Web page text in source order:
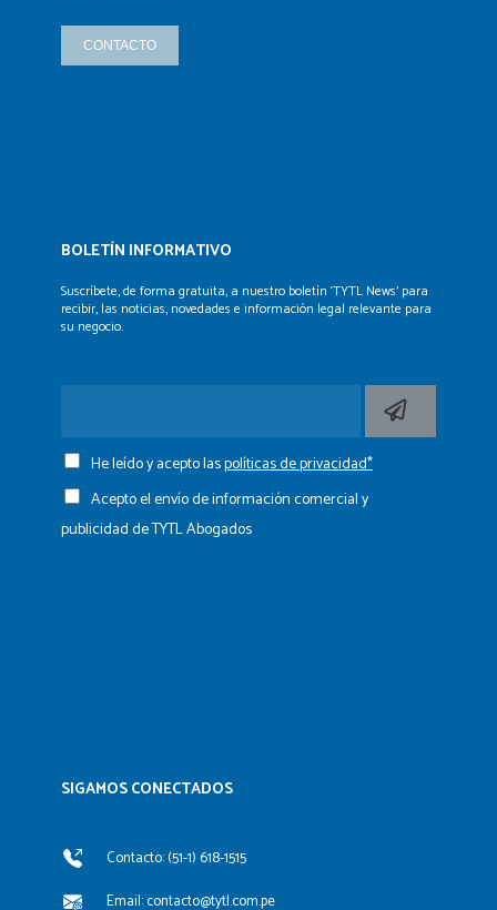
CONTACTO
BOLETÍN INFORMATIVO
Suscríbete, de forma gratuita, a nuestro boletín ‘TYTL News’ para
recibir, las noticias, novedades e información legal relevante para
su negocio.
He leído y acepto laspolíticas de privacidad*
Acepto el envío de información comercial y
publicidad de TYTL Abogados
SIGAMOS CONECTADOS​
Contacto: (51-1) 618-1515
Email: contacto@tytl.com.pe